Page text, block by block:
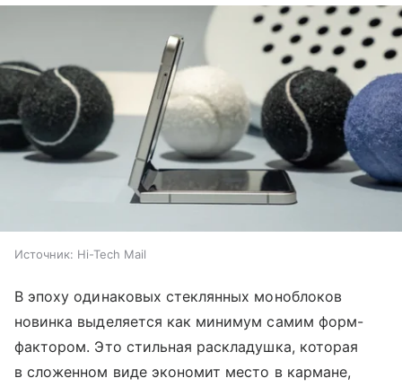
Источник: Hi-Tech Mail
В эпоху одинаковых стеклянных моноблоков
новинка выделяется как минимум самим форм-
фактором. Это стильная раскладушка, которая
в сложенном виде экономит место в кармане,